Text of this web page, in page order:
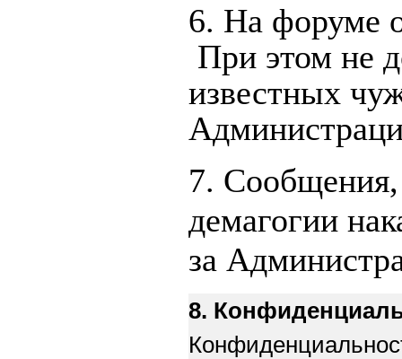
6. На форуме
При этом не
известных
7.
демагогии
за
8.